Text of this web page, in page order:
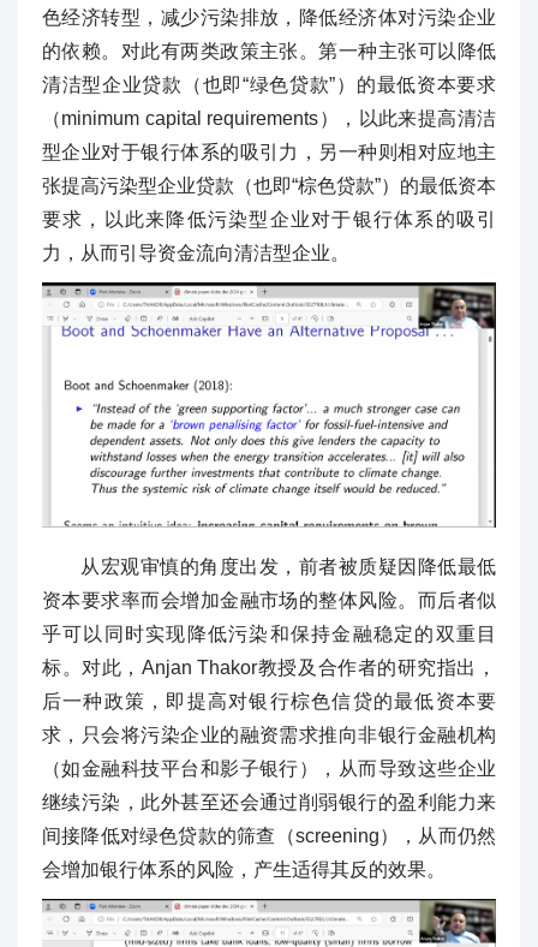
色经济转型，减少污染排放，降低经济体对污染企业
的依赖。对此有两类政策主张。第一种主张可以降低
清洁型企业贷款（也即“绿色贷款”）的最低资本要求
（minimum capital requirements），以此来提高清洁
型企业对于银行体系的吸引力，另一种则相对应地主
张提高污染型企业贷款（也即“棕色贷款”）的最低资本
要求，以此来降低污染型企业对于银行体系的吸引
力，从而引导资金流向清洁型企业。
从宏观审慎的角度出发，前者被质疑因降低最低
资本要求率而会增加金融市场的整体风险。而后者似
乎可以同时实现降低污染和保持金融稳定的双重目
标。对此，Anjan Thakor教授及合作者的研究指出，
后一种政策，即提高对银行棕色信贷的最低资本要
求，只会将污染企业的融资需求推向非银行金融机构
（如金融科技平台和影子银行），从而导致这些企业
继续污染，此外甚至还会通过削弱银行的盈利能力来
间接降低对绿色贷款的筛查（screening），从而仍然
会增加银行体系的风险，产生适得其反的效果。